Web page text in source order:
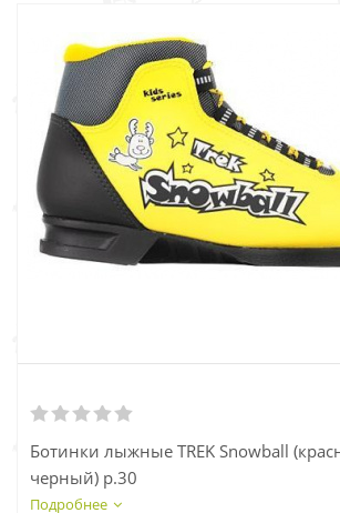
Ботинки лыжные TREK Snowball
черный) р.30
Подробнее